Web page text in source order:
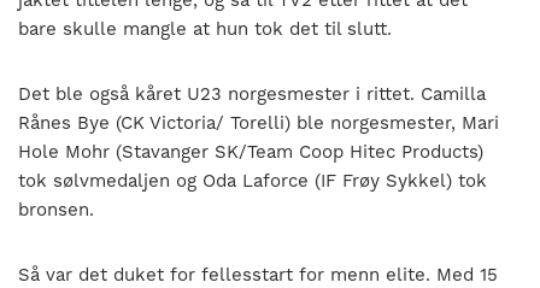
bare skulle mangle at hun tok det til slutt.
Det ble også kåret U23 norgesmester i rittet. Camilla
Rånes Bye (CK Victoria/ Torelli) ble norgesmester, Mari
Hole Mohr (Stavanger SK/Team Coop Hitec Products)
tok sølvmedaljen og Oda Laforce (IF Frøy Sykkel) tok
bronsen.
Så var det duket for fellesstart for menn elite. Med 15